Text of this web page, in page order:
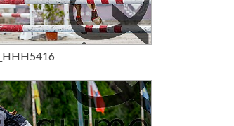
15,00 €
_HHH5416